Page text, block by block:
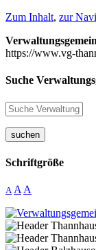
Zum Inhalt, zur
https://www.vg-
Suche
suchen
Schriftgröße
A A A